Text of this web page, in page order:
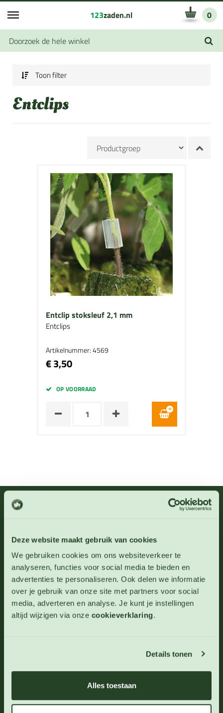
Deze website maakt gebruik van cookies
We gebruiken cookies om ons websiteverkeer te
analyseren, functies voor social media te bieden en
advertenties te personaliseren. Ook delen we informatie
over je gebruik van onze site met partners voor social
media, adverteren en analyse. Je kunt je instellingen
altijd wijzigen via onze cookieverklaring.
Details tonen
Alles toestaan
123zaden.nl 0
Toon filter
Entclips
Entclip stoksleuf 2,1 mm
Entclips
Artikelnummer: 4569
€ 3,50
OP VOORRAAD
Schrijf u in voor onze nieuwsbrief
Inschrijven
Direct naar